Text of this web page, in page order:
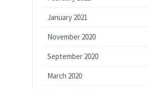
January 2021
November 2020
September 2020
March 2020